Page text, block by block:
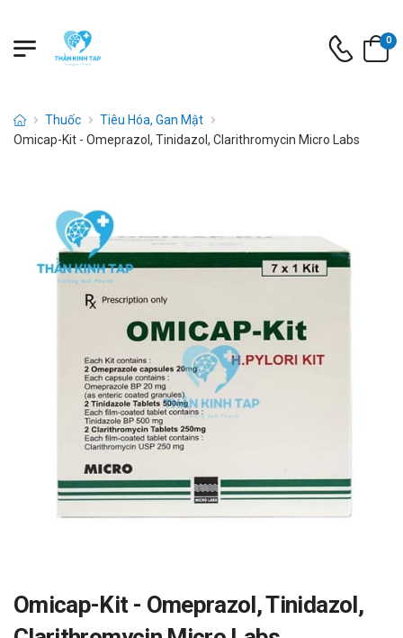
0
Thuốc
Tiêu Hóa, Gan Mật
Omicap-Kit - Omeprazol, Tinidazol, Clarithromycin Micro Labs
Omicap-Kit - Omeprazol, Tinidazol,